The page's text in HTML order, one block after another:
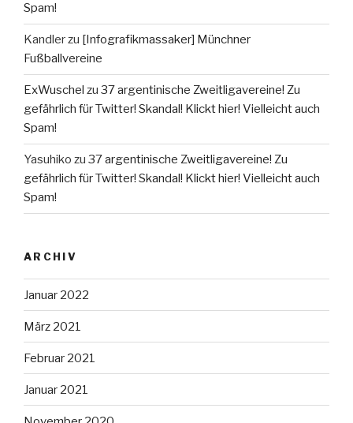
Spam!
Kandlerzu [Infografikmassaker] Münchner
Fußballvereine
ExWuschel zu 37 argentinische Zweitligavereine! Zu
gefährlich für Twitter! Skandal! Klickt hier! Vielleicht auch
Spam!
Yasuhiko zu 37 argentinische Zweitligavereine! Zu
gefährlich für Twitter! Skandal! Klickt hier! Vielleicht auch
Spam!
ARCHIV
Januar 2022
März 2021
Februar 2021
Januar 2021